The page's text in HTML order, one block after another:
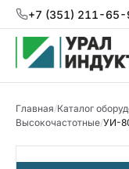
+7 (351) 211-65-
Главная/Каталог
Высокочастотные/УИ-